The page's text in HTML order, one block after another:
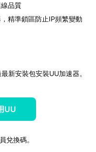
品質
精準鎖區防止IP頻繁變動
新安裝包安裝UU加速器。
UU
兌換碼。